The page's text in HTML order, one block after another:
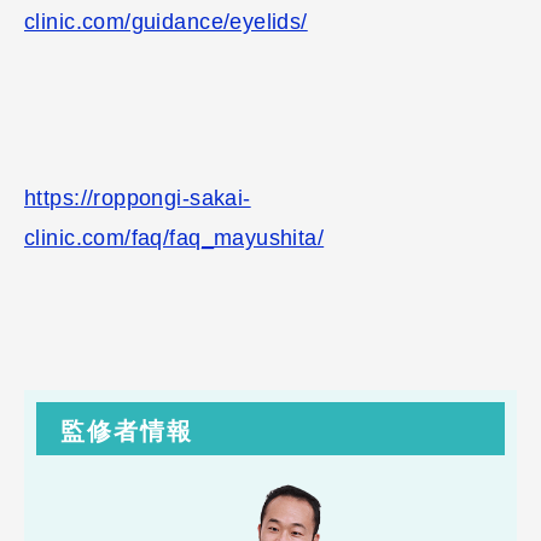
clinic.com/guidance/eyelids/
https://roppongi-sakai-
clinic.com/faq/faq_mayushita/
監修者情報